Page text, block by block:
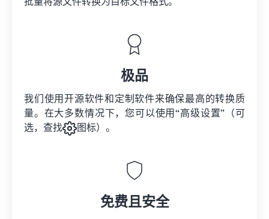
批量将源文件转换为目标文件格式。
极品
我们使用开源软件和定制软件来确保最高的转换质
量。在大多数情况下，您可以使用“高级设置”（可
选，查找
图标）。
免费且安全